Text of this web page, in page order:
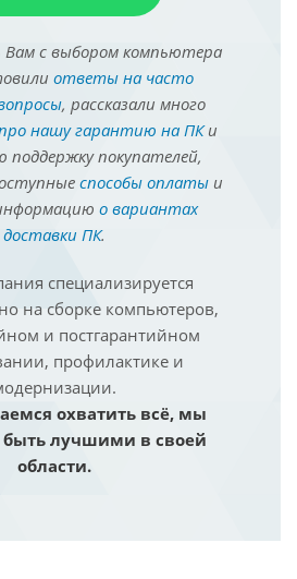
с выбором компьютера
ответы на часто
, рассказали много
нашу гарантию на ПКи
поддержку покупателей,
способы оплатыи
о вариантах
доставки ПК.
специализируется
на сборке компьютеров,
и постгарантийном
профилактике и
охватить всё, мы
лучшими в своей
области.